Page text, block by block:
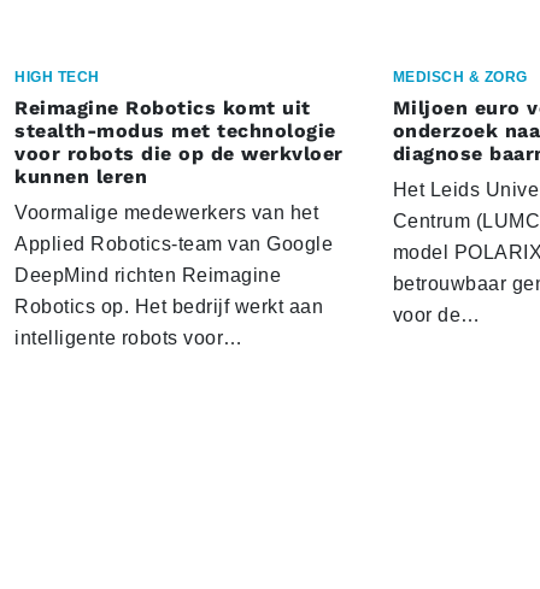
HIGH TECH
Reimagine Robotics komt uit
stealth-modus met technologie
voor robots die op de werkvloer
kunnen leren
Voormalige medewerkers van het
Applied Robotics-team van Google
DeepMind richten Reimagine
Robotics op. Het bedrijf werkt aan
intelligente robots voor…
MEDISCH & ZORG
Miljoen euro
onderzoek
diagnose
Het Leids
Centrum
model
betrouwbaar
voor de…